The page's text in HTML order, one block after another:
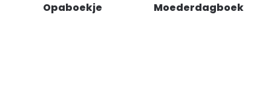
Opaboekje Moederdagboek